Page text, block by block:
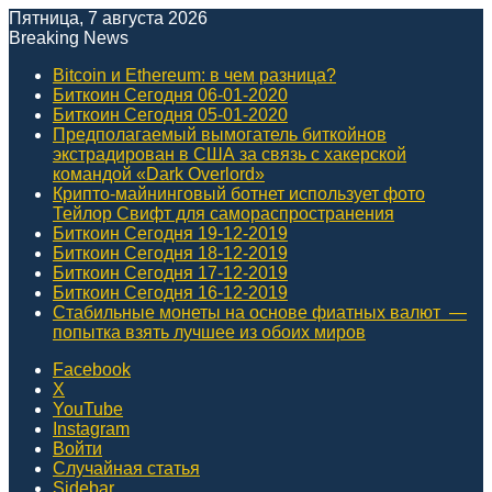
Пятница, 7 августа 2026
Breaking News
Bitcoin и Ethereum: в чем разница?
Биткоин Сегодня 06-01-2020
Биткоин Сегодня 05-01-2020
Предполагаемый вымогатель биткойнов
экстрадирован в США за связь с хакерской
командой «Dark Overlord»
Крипто-майнинговый ботнет использует фото
Тейлор Свифт для самораспространения
Биткоин Сегодня 19-12-2019
Биткоин Сегодня 18-12-2019
Биткоин Сегодня 17-12-2019
Биткоин Сегодня 16-12-2019
Стабильные монеты на основе фиатных валют ⁠ —
попытка взять лучшее из обоих миров
Facebook
X
YouTube
Instagram
Войти
Случайная статья
Sidebar